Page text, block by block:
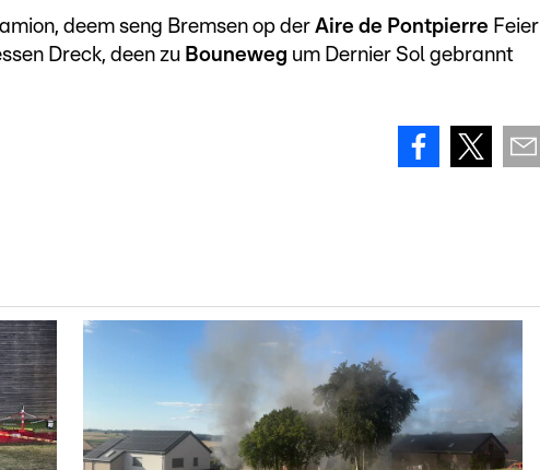
deem seng Bremsen op der Aire de Pontpierre Feier
Dreck, deen zu Bouneweg um Dernier Sol gebrannt